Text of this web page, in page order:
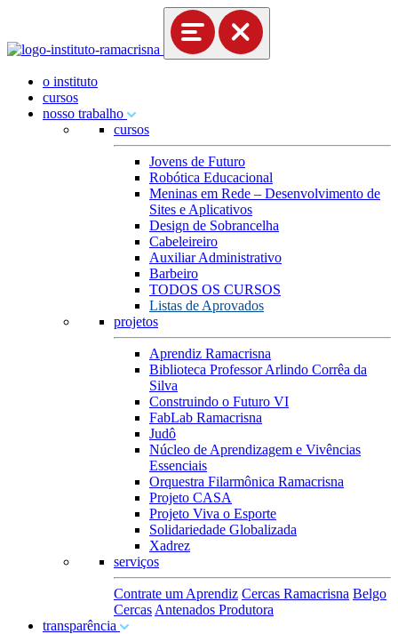
o instituto
cursos
nosso trabalho
cursos
Jovens de Futuro
Robótica Educacional
Meninas em Rede – Desenvolvimento de
Sites e Aplicativos
Design de Sobrancelha
Cabeleireiro
Auxiliar Administrativo
Barbeiro
TODOS OS CURSOS
Listas de Aprovados
projetos
Aprendiz Ramacrisna
Biblioteca Professor Arlindo Corrêa da
Silva
Construindo o Futuro VI
FabLab Ramacrisna
Judô
Núcleo de Aprendizagem e Vivências
Essenciais
Orquestra Filarmônica Ramacrisna
Projeto CASA
Projeto Viva o Esporte
Solidariedade Globalizada
Xadrez
serviços
Contrate um Aprendiz Cercas Ramacrisna Belgo
Cercas Antenados Produtora
transparência